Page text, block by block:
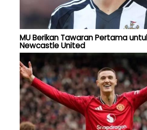
MU Berikan Tawaran Pertama
Newcastle United